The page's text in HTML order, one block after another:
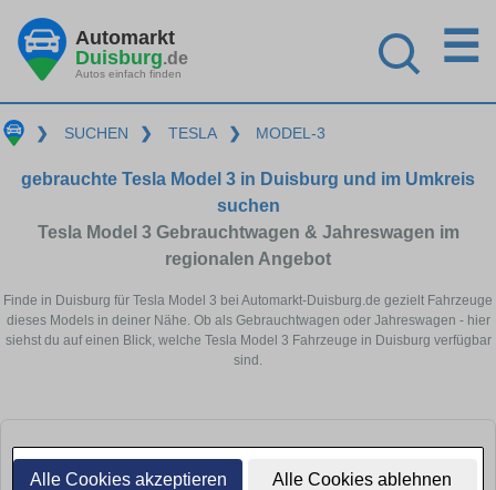
Alle Cookies akzeptieren Alle Cookies ablehnen
Automarkt
Duisburg.de
Autos einfach finden
☰
❯ SUCHEN ❯ TESLA ❯ MODEL-3
gebrauchte Tesla Model 3 in Duisburg und im Umkreis
suchen
Tesla Model 3 Gebrauchtwagen & Jahreswagen im
regionalen Angebot
Finde in Duisburg für Tesla Model 3 bei Automarkt-Duisburg.de gezielt Fahrzeuge
dieses Models in deiner Nähe. Ob als Gebrauchtwagen oder Jahreswagen - hier
siehst du auf einen Blick, welche Tesla Model 3 Fahrzeuge in Duisburg verfügbar
sind.